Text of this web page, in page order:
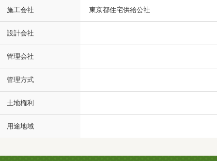
施工会社 東京都住宅供給公社
設計会社
管理会社
管理方式
土地権利
用途地域